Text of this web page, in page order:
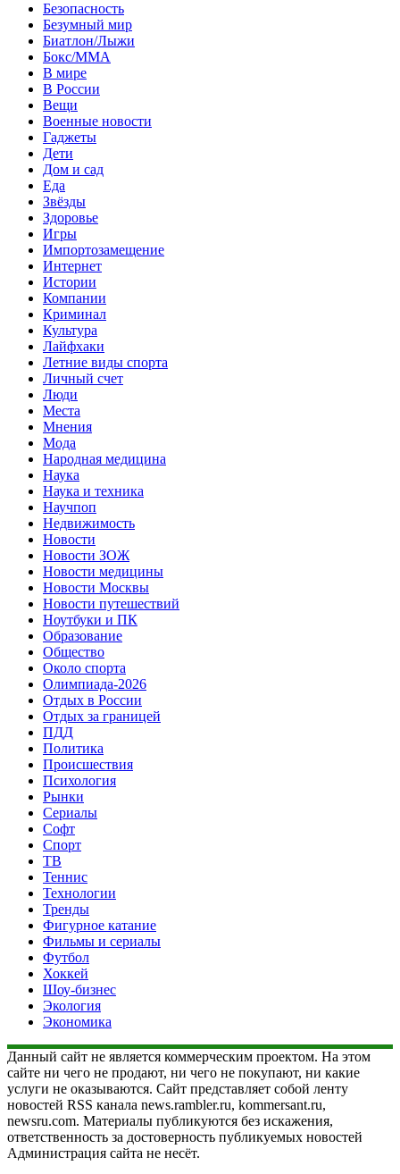
Безопасность
Безумный мир
Биатлон/Лыжи
Бокс/MMA
В мире
В России
Вещи
Военные новости
Гаджеты
Дети
Дом и сад
Еда
Звёзды
Здоровье
Игры
Импортозамещение
Интернет
Истории
Компании
Криминал
Культура
Лайфхаки
Летние виды спорта
Личный счет
Люди
Места
Мнения
Мода
Народная медицина
Наука
Наука и техника
Научпоп
Недвижимость
Новости
Новости ЗОЖ
Новости медицины
Новости Москвы
Новости путешествий
Ноутбуки и ПК
Образование
Общество
Около спорта
Олимпиада-2026
Отдых в России
Отдых за границей
ПДД
Политика
Происшествия
Психология
Рынки
Сериалы
Софт
Спорт
ТВ
Теннис
Технологии
Тренды
Фигурное катание
Фильмы и сериалы
Футбол
Хоккей
Шоу-бизнес
Экология
Экономика
Данный сайт не является коммерческим проектом. На этом
сайте ни чего не продают, ни чего не покупают, ни какие
услуги не оказываются. Сайт представляет собой ленту
новостей RSS канала news.rambler.ru, kommersant.ru,
newsru.com. Материалы публикуются без искажения,
ответственность за достоверность публикуемых новостей
Администрация сайта не несёт.